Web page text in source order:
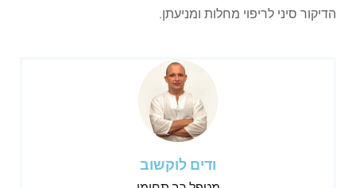
הדיקור סיני לריפוי מחלות ומניעתן.
ודים לוקשוב